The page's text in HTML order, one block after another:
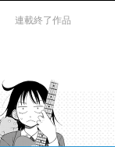
連載終了作品